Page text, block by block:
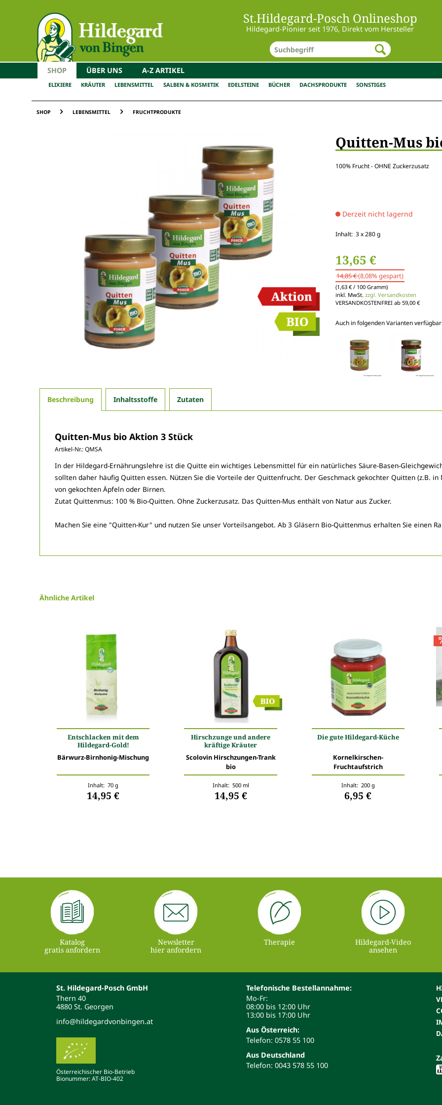
St.Hildegard-Posch Onlineshop
Hildegard-Pionier seit 1976, Direkt vom Hersteller
SHOP ÜBER UNS A-Z ARTIKEL
ELIXIERE KRÄUTER LEBENSMITTEL SALBEN & KOSMETIK EDELSTEINE BÜCHER DACHSPRODUKTE SONSTIGES
SHOP LEBENSMITTEL FRUCHTPRODUKTE
Quitten-Mus
100% Frucht - OHNE Zuckerzusatz
Derzeit nicht lagernd
Inhalt: 3 x 280 g
13,65 €
14,85 €(8,08% gespart)
(1,63 € / 100 Gramm)
inkl. MwSt. zzgl. Versandkosten
VERSANDKOSTENFREI ab 59,00 €
Auch in folgenden Varianten
Beschreibung Inhaltsstoffe Zutaten
Quitten-Mus bio Aktion 3 Stück
Artikel-Nr.:QMSA
In der Hildegard-Ernährungslehre ist die Quitte ein wichtiges Lebensmittel für ein natürliches Säure-Basen-
sollten daher häufig Quitten essen. Nützen Sie die Vorteile der Quittenfrucht. Der Geschmack gekochter Quitten (z.B.
von gekochten Äpfeln oder Birnen.
Zutat Quittenmus: 100 % Bio-Quitten. Ohne Zuckerzusatz. Das Quitten-Mus enthält von Natur aus Zucker.
Machen Sie eine "Quitten-Kur" und nutzen Sie unser Vorteilsangebot. Ab 3 Gläsern Bio-Quittenmus erhalten Sie einen
Ähnliche Artikel
Entschlacken mit dem
Hildegard-Gold!
Bärwurz-Birnhonig-Mischung
Inhalt: 70 g
14,95 €
Hirschzunge und andere
kräftige Kräuter
Scolovin Hirschzungen-Trank
bio
Inhalt: 500 ml
14,95 €
Die gute Hildegard-Küche
Kornelkirschen-
Fruchtaufstrich
Inhalt: 200 g
6,95 €
Katalog
gratis anfordern
Newsletter
hier anfordern
Therapie
Hildegard-Video
ansehen
St. Hildegard-Posch GmbH
Thern 40
4880 St. Georgen
info@hildegardvonbingen.at
Österreichischer Bio-Betrieb
Bionummer: AT-BIO-402
Telefonische Bestellannahme:
Mo-Fr:
08:00 bis 12:00 Uhr
13:00 bis 17:00 Uhr
Aus Österreich:
Telefon: 0578 55 100
Aus Deutschland
Telefon: 0043 578 55 100